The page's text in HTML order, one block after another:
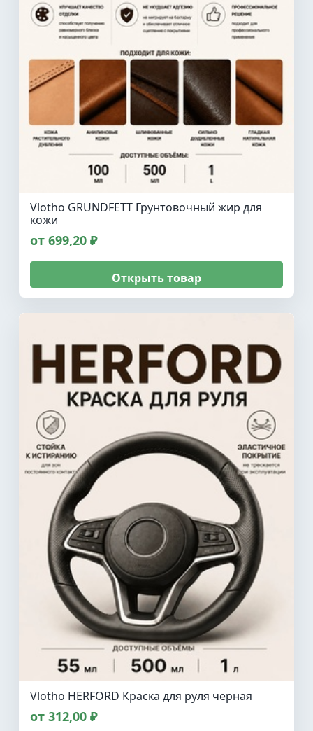
Vlotho GRUNDFETT Грунтовочный жир для
кожи
от 699,20 ₽
Открыть товар
Vlotho HERFORD Краска для руля черная
от 312,00 ₽